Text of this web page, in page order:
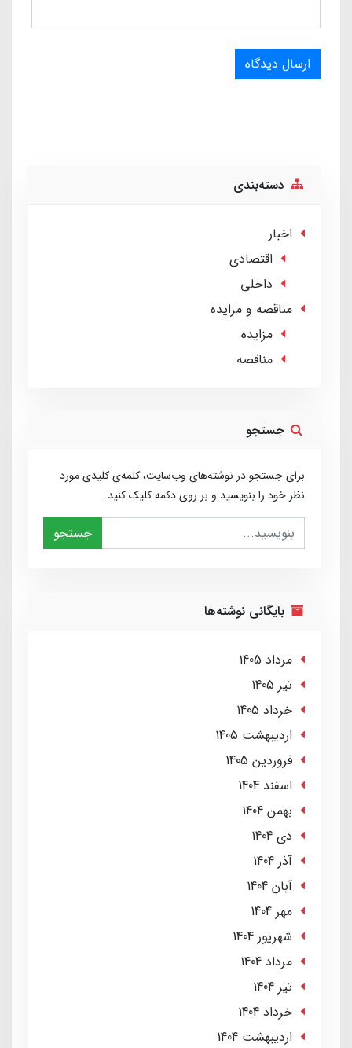
ارسال دیدگاه
دسته‌بندی
اخبار
اقتصادی
داخلی
مناقصه و مزایده
مزایده
مناقصه
جستجو
برای جستجو در نوشته‌های وب‌سایت، کلمه‌ی کلیدی مورد
نظر خود را بنویسید و بر روی دکمه کلیک کنید.
جستجو
بایگانی نوشته‌ها
مرداد 1405
تير 1405
خرداد 1405
ارديبهشت 1405
فروردین 1405
اسفند 1404
بهمن 1404
دی 1404
آذر 1404
آبان 1404
مهر 1404
شهریور 1404
مرداد 1404
تير 1404
خرداد 1404
ارديبهشت 1404